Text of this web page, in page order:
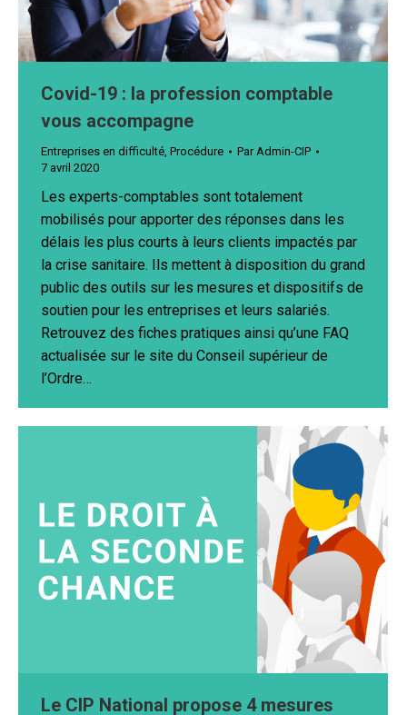
Covid-19 : la profession comptable
vous accompagne
Entreprises en difficulté, Procédure ParAdmin-CIP
7 avril 2020
Les experts-comptables sont totalement
mobilisés pour apporter des réponses dans les
délais les plus courts à leurs clients impactés par
la crise sanitaire. Ils mettent à disposition du grand
public des outils sur les mesures et dispositifs de
soutien pour les entreprises et leurs salariés.
Retrouvez des fiches pratiques ainsi qu’une FAQ
actualisée sur le site du Conseil supérieur de
l’Ordre…
Le CIP National propose 4 mesures